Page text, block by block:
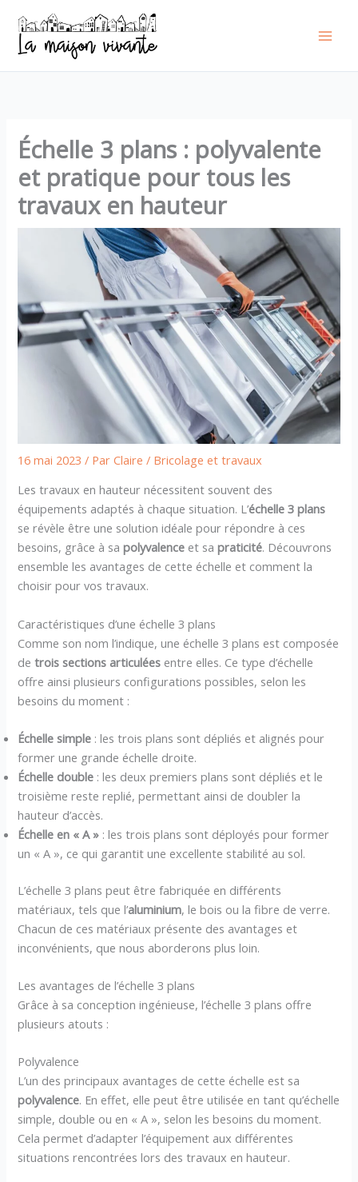
contenu
Échelle 3 plans : polyvalente
et pratique pour tous les
travaux en hauteur
16 mai 2023/ ParClaire/ Bricolage et travaux
Les travaux en hauteur nécessitent souvent des
équipements adaptés à chaque situation. L’échelle 3 plans
se révèle être une solution idéale pour répondre à ces
besoins, grâce à sapolyvalence et sapraticité. Découvrons
ensemble les avantages de cette échelle et comment la
choisir pour vos travaux.
Caractéristiques d’une échelle 3 plans
Comme son nom l’indique, une échelle 3 plans est composée
detrois sections articulées entre elles. Ce type d’échelle
offre ainsi plusieurs configurations possibles, selon les
besoins du moment :
Échelle simple : les trois plans sont dépliés et alignés pour
former une grande échelle droite.
Échelle double : les deux premiers plans sont dépliés et le
troisième reste replié, permettant ainsi de doubler la
hauteur d’accès.
Échelle en « A » : les trois plans sont déployés pour former
un « A », ce qui garantit une excellente stabilité au sol.
L’échelle 3 plans peut être fabriquée en différents
matériaux, tels que l’aluminium, le bois ou la fibre de verre.
Chacun de ces matériaux présente des avantages et
inconvénients, que nous aborderons plus loin.
Les avantages de l’échelle 3 plans
Grâce à sa conception ingénieuse, l’échelle 3 plans offre
plusieurs atouts :
Polyvalence
L’un des principaux avantages de cette échelle est sa
polyvalence. En effet, elle peut être utilisée en tant qu’échelle
simple, double ou en « A », selon les besoins du moment.
Cela permet d’adapter l’équipement aux différentes
situations rencontrées lors des travaux en hauteur.